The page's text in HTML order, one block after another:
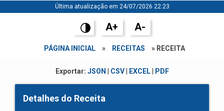
Última atualização em 24/07/2026 22:23
A+ A-
PÁGINA INICIAL » RECEITAS » RECEITA
Exportar: JSON CSV| EXCEL| PDF
Detalhes do Receita